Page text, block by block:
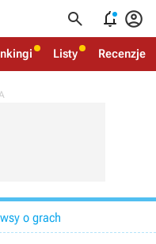
  
Listy Recenzje
o grach